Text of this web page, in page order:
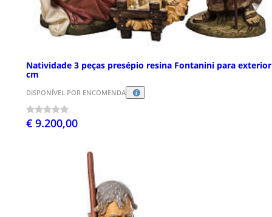
Natividade 3 peças presépio resina Fontanini para
cm
DISPONÍVEL POR ENCOMENDA
€ 9.200,00